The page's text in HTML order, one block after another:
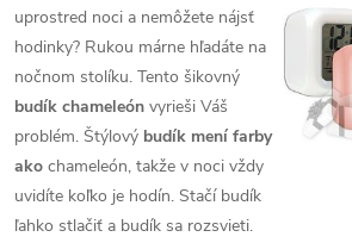
uprostred noci a nemôžete nájsť
hodinky? Rukou márne hľadáte na
nočnom stolíku. Tento šikovný
budík chameleón vyrieši Váš
problém. Štýlový budík mení farby
ako chameleón, takže v noci vždy
uvidíte koľko je hodín. Stačí budík
ľahko stlačiť a budík sa rozsvieti.